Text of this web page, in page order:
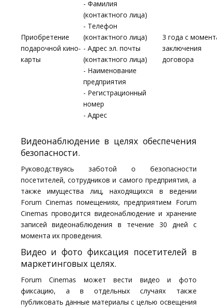
Приобретение
подарочной кино-
карты
- Фамилия
(контактного лица)
- Телефон
(контактного лица)
- Адрес эл. почты
(контактного лица)
- Наименование
предприятия
- Регистрационный
номер
- Адрес
3 года с
заключения
договора
Видеонаблюдение в целях обеспечения
безопасности.
Руководствуясь заботой о безопасности
посетителей, сотрудников и самого предприятия, а
также имущества лиц, находящихся в ведении
Forum Cinemas помещениях, предприятием Forum
Cinemas проводится видеонаблюдение и хранение
записей видеонаблюдения в течение 30 дней с
момента их проведения.
Видео и фото фиксация посетителей в
маркетинговых целях.
Forum Cinemas может вести видео и фото
фиксацию, а в отдельных случаях также
публиковать данные материалы с целью освещения